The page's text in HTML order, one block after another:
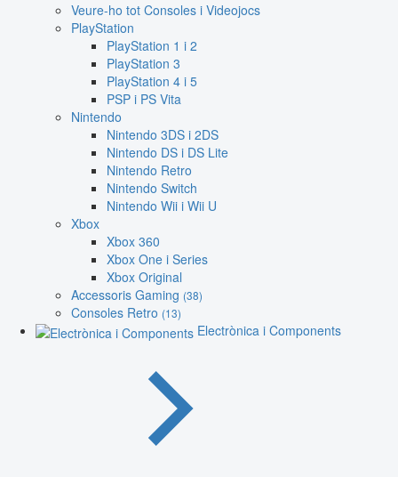
Veure-ho tot Consoles i Videojocs
PlayStation
PlayStation 1 i 2
PlayStation 3
PlayStation 4 i 5
PSP i PS Vita
Nintendo
Nintendo 3DS i 2DS
Nintendo DS i DS Lite
Nintendo Retro
Nintendo Switch
Nintendo Wii i Wii U
Xbox
Xbox 360
Xbox One i Series
Xbox Original
Accessoris Gaming (38)
Consoles Retro (13)
Electrònica i Components